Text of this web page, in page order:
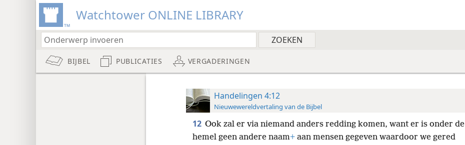
Watchtower ONLINE LIBRARY
BIJBEL PUBLICATIES VERGADERINGEN
Handelingen 4:12
Nieuwewereldvertaling van de Bijbel
12 Ook zal er via niemand anders redding komen, want er is onder de
hemel geen andere naam+aan mensen gegeven waardoor we gered